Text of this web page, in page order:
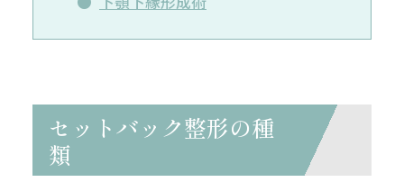
セットバック整形の種
類